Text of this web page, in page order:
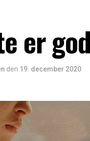
er
den 19. december 2020